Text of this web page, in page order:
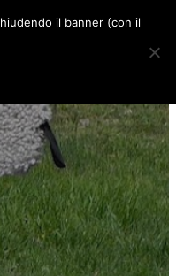
o
o
k
g
r
a
m
r
e
s
t
d
I
n
il banner (con il